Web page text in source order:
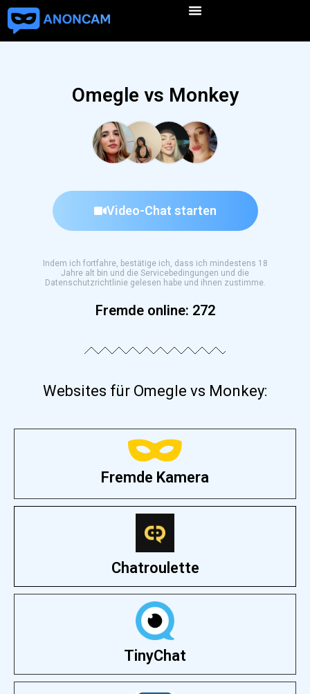
Omegle vs Monkey
Video-Chat starten
Indem ich fortfahre, bestätige ich, dass ich mindestens 18
Jahre alt bin und die Servicebedingungen und die
Datenschutzrichtlinie gelesen habe und ihnen zustimme.
Fremde online: 278
Websites für Omegle vs Monkey:
Fremde Kamera
Chatroulette
TinyChat